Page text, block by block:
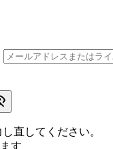
直してください。
す